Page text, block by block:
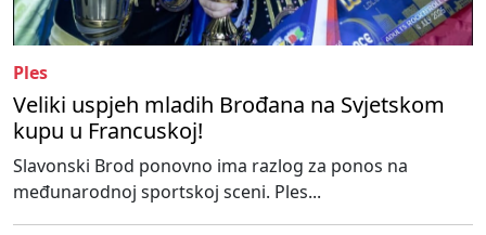
Ples
Veliki uspjeh mladih Brođana na Svjetskom
kupu u Francuskoj!
Slavonski Brod ponovno ima razlog za ponos na
međunarodnoj sportskoj sceni. Ples...